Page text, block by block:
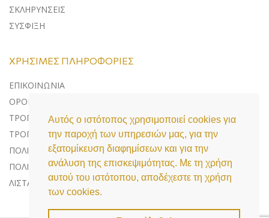
Αυτός ο ιστότοπος χρησιμοποιεί cookies για
την παροχή των υπηρεσιών μας, για την
εξατομίκευση διαφημίσεων και για την
ανάλυση της επισκεψιμότητας. Με τη χρήση
αυτού του ιστότοπου, αποδέχεστε τη χρήση
των cookies.
ΣΚΛΗΡΥΝΣΕΙΣ
ΣΥΣΦΙΞΗ
ΧΡΉΣΙΜΕΣ ΠΛΗΡΟΦΟΡΊΕΣ
ΕΠΙΚΟΙΝΩΝΊΑ
ΌΡΟΙ ΧΡΉΣΗΣ
ΤΡΌΠΟΙ ΠΛΗΡΩΜΉΣ
ΤΡΌΠΟΙ ΑΠΟΣΤΟΛΉΣ
ΠΟΛΙΤΙΚΉ ΕΠΙΣΤΡΟΦΏΝ
ΠΟΛΙΤΙΚΉ ΠΡΟΣΤΑΣΊΑΣ ΔΕΔΟΜΈΝΩΝ
ΛΊΣΤΑ COOKIES